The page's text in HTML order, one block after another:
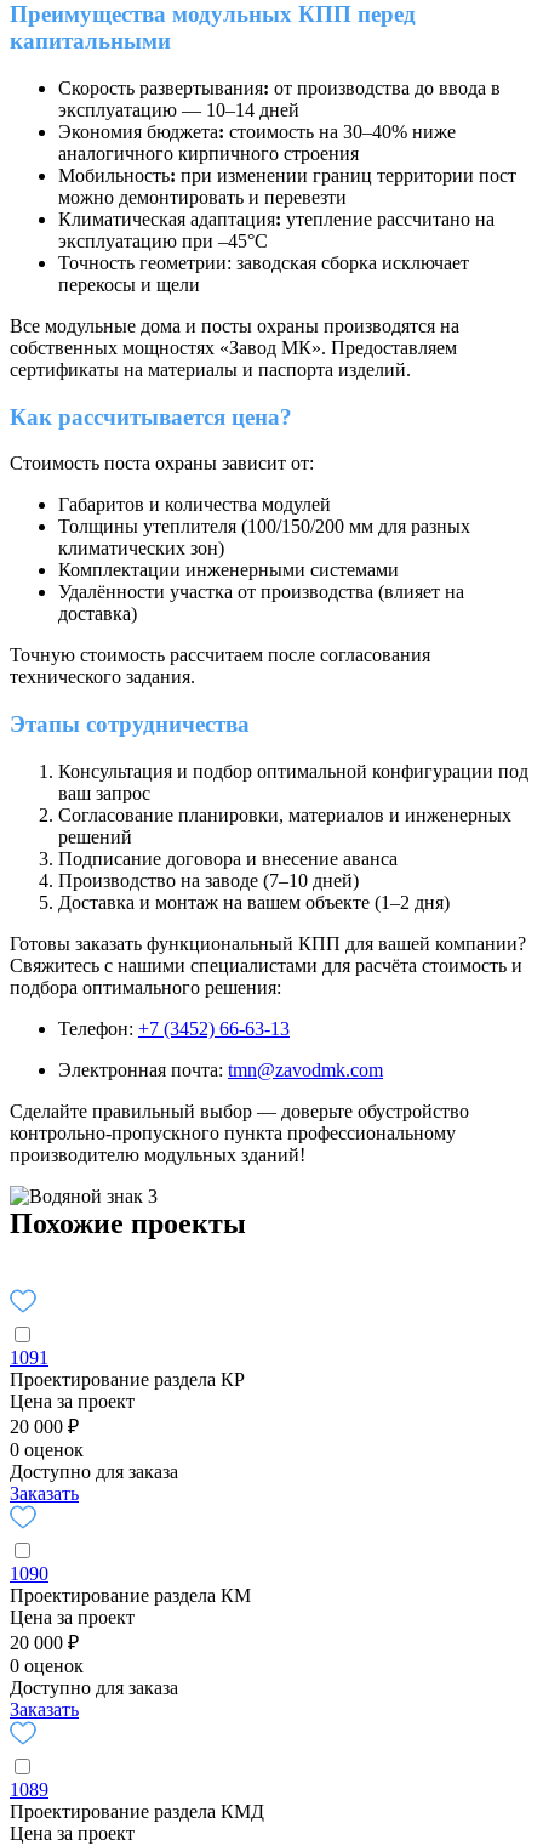
Преимущества модульных КПП перед
капитальными
Скорость развертывания: от производства до ввода в
эксплуатацию — 10–14 дней
Экономия бюджета: стоимость на 30–40% ниже
аналогичного кирпичного строения
Мобильность: при изменении границ территории пост
можно демонтировать и перевезти
Климатическая адаптация: утепление рассчитано на
эксплуатацию при –45°С
Точность геометрии: заводская сборка исключает
перекосы и щели
Все модульные дома и посты охраны производятся на
собственных мощностях «Завод МК». Предоставляем
сертификаты на материалы и паспорта изделий.
Как рассчитывается цена?
Стоимость поста охраны зависит от:
Габаритов и количества модулей
Толщины утеплителя (100/150/200 мм для разных
климатических зон)
Комплектации инженерными системами
Удалённости участка от производства (влияет на
доставка)
Точную стоимость рассчитаем после согласования
технического задания.
Этапы сотрудничества
Консультация и подбор оптимальной конфигурации под
ваш запрос
Согласование планировки, материалов и инженерных
решений
Подписание договора и внесение аванса
Производство на заводе (7–10 дней)
Доставка и монтаж на вашем объекте (1–2 дня)
Готовы заказать функциональный КПП для вашей компании?
Свяжитесь с нашими специалистами для расчёта стоимость и
подбора оптимального решения:
Телефон: +7 (3452) 66-63-13
Электронная почта: tmn@zavodmk.com
Сделайте правильный выбор — доверьте обустройство
контрольно-пропускного пункта профессиональному
производителю модульных зданий!
Похожие проекты
1091
Проектирование раздела КР
Цена за проект
20 000 ₽
0 оценок
Доступно для заказа
Заказать
1090
Проектирование раздела КМ
Цена за проект
20 000 ₽
0 оценок
Доступно для заказа
Заказать
1089
Проектирование раздела КМД
Цена за проект